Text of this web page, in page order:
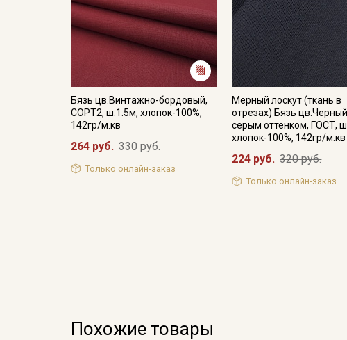
Бязь цв.Винтажно-бордовый,
СОРТ2, ш.1.5м, хлопок-100%,
142гр/м.кв
264 руб. 330 руб.
Только онлайн-заказ
Мерный лоскут (ткань в
отрезах) Бязь
серым оттенком, ГОСТ,
хлопок-100%, 142гр/м.кв
224 руб. 320 руб.
Только онлайн-заказ
Похожие товары